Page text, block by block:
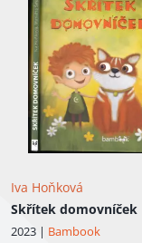
Iva Hoňková
Skřítek domovníček
2023 | Bambook